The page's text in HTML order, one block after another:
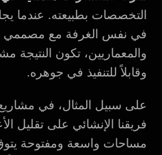
التخصصات بطبيعته. عندما
في نفس الغرفة مع مصممي
والمعماريين، تكون النتيجة
وقابلاً للتنفيذ في جوهره.
على سبيل المثال، في
فريقنا الإنشائي على تقليل
مساحات واسعة ومفتوحة